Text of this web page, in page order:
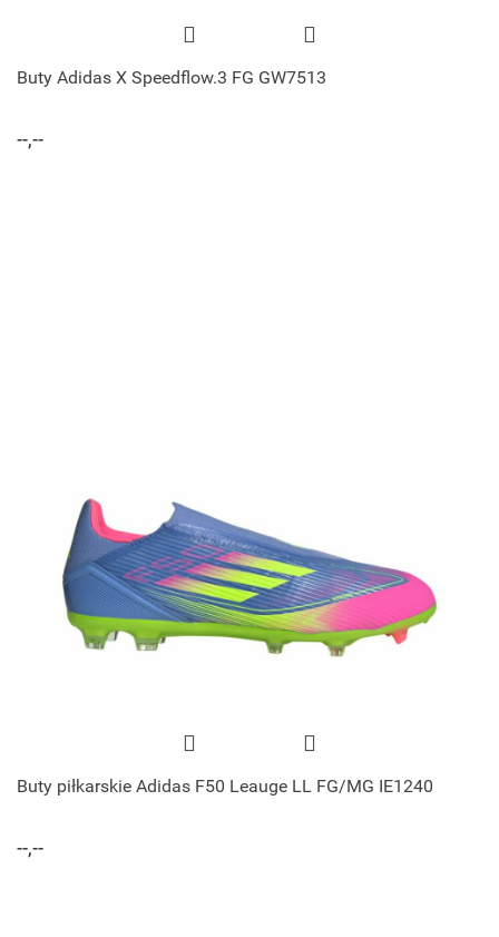
Buty Adidas X Speedflow.3 FG GW7513
--,--
Buty piłkarskie Adidas F50 Leauge LL FG/MG IE1240
--,--